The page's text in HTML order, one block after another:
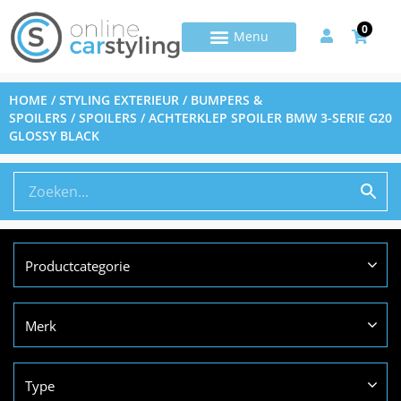
0
HOME /STYLING EXTERIEUR / BUMPERS &
SPOILERS /SPOILERS / ACHTERKLEP SPOILER BMW 3-SERIE G20
GLOSSY BLACK
Productcategorie
Merk
Type